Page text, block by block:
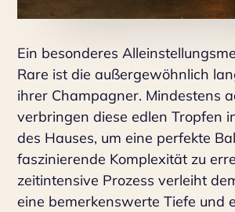
Ein besonderes
Rare ist die außergewöhnlich
ihrer Champagner. Mindestens
verbringen diese edlen Tropfen
des Hauses, um eine perfekte
faszinierende Komplexität zu
zeitintensive Prozess verleiht
eine bemerkenswerte Tiefe und